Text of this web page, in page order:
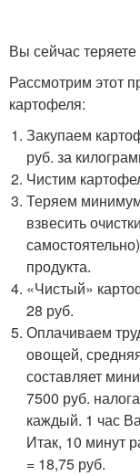
Вы сейчас
Рассмотрим этот
картофеля:
Закупаем
руб. за
Чистим
Теряем
взвесить
продукта.
«Чистый»
28 руб.
Оплачиваем
овощей,
составляет
7500 руб.
каждый. 1 час
Итак, 10 минут
= 18,75 руб.